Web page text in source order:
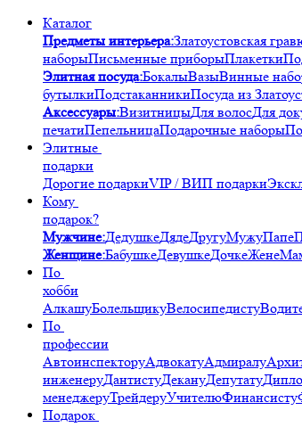
Каталог
Предметы интерьера:Златоустовская
наборыПисьменные приборыПлакетки
Элитная посуда:БокалыВазыВинные
бутылкиПодстаканникиПосуда из
Аксессуары:ВизитницыДля волосДля
печатиПепельницаПодарочные наборы
Элитные
подарки
Дорогие подаркиVIP / ВИП подарки
Кому
подарок?
Мужчине:ДедушкеДядеДругуМужуПапе
Женщине:БабушкеДевушкеДочкеЖене
По
хобби
АлкашуБолельщикуВелосипедисту
По
профессии
АвтоинспекторуАдвокатуАдмиралу
инженеруДантистуДекануДепутату
менеджеруТрейдеруУчителюФинансисту
Подарок